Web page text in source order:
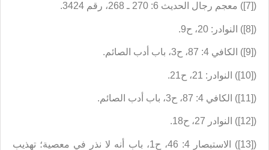
([7]) معجم رجال الحديث 6: 270 ـ 268، رقم 3424.
([8]) النوادر: 20، ح9.
([9]) الكافي 4: 87، ح3، باب أدب الصائم.
([10]) النوادر: 21، ح21.
([11]) الكافي 4: 87، ح3، باب أدب الصائم.
([12]) النوادر 27، ح18.
([13]) ‏الاستبصار 4: 46، ح1، باب أنه لا نذر في معصية؛ تهذيب